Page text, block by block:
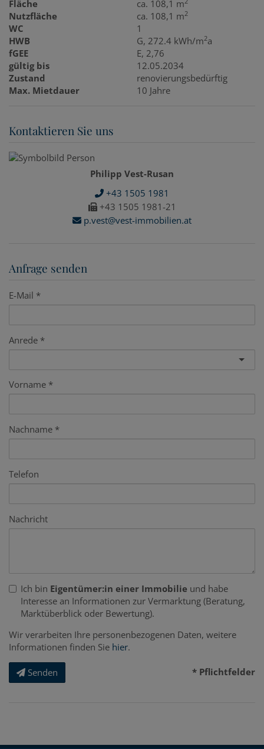
Fläche
ca. 108,1 m
Nutzfläche ca. 108,1 m2
WC
1
HWB
G, 272.4 kWh/m2a
fGEE
E, 2,76
gültig bis
12.05.2034
Zustand
renovierungsbedürftig
Max. Mietdauer
10 Jahre
Kontaktieren Sie uns
Philipp Vest-Rusan
+43 1505 1981
+43 1505 1981-21
p.vest@vest-immobilien.at
Anfrage senden
E-Mail
Anrede
Vorname
Nachname
Telefon
Nachricht
Ich bin Eigentümer:in einer Immobilie und habe
Interesse an Informationen zur Vermarktung (Beratung,
Marktüberblick oder Bewertung).
Wir verarbeiten Ihre personenbezogenen Daten, weitere
Informationen finden Sie hier.
Senden * Pflichtfelder